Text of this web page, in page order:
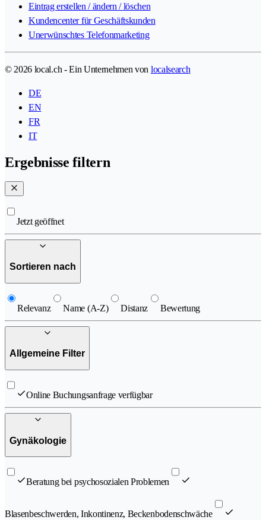
Eintrag erstellen / ändern / löschen
Kundencenter für Geschäftskunden
Unerwünschtes Telefonmarketing
© 2026 local.ch - Ein Unternehmen von localsearch
DE
EN
FR
IT
Ergebnisse filtern
Jetzt geöffnet
Sortieren nach
Relevanz Name (A-Z) Distanz Bewertung
Allgemeine Filter
Online Buchungsanfrage verfügbar
Gynäkologie
Beratung bei psychosozialen Problemen
Blasenbeschwerden, Inkontinenz, Beckenbodenschwäche